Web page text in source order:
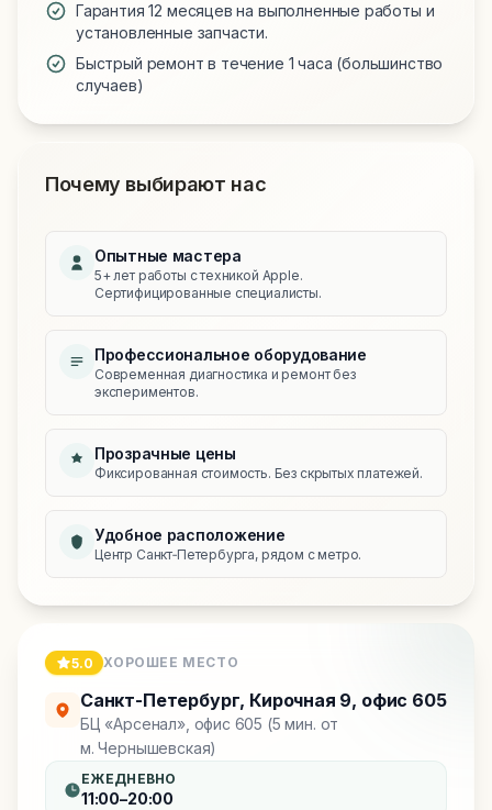
Гарантия 12 месяцев на выполненные работы и
установленные запчасти.
Быстрый ремонт в течение 1 часа (большинство
случаев)
Почему выбирают нас
Опытные мастера
5+ лет работы с техникой Apple.
Сертифицированные специалисты.
Профессиональное оборудование
Современная диагностика и ремонт без
экспериментов.
Прозрачные цены
Фиксированная стоимость. Без скрытых платежей.
Удобное расположение
Центр Санкт‑Петербурга, рядом с метро.
5.0 ХОРОШЕЕ МЕСТО
Санкт-Петербург, Кирочная 9, офис 605
БЦ «Арсенал», офис 605 (5 мин. от
м. Чернышевская)
ЕЖЕДНЕВНО
11:00–20:00